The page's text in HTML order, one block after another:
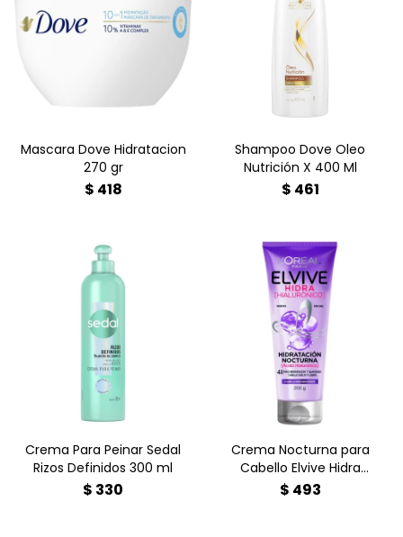
esencial con la Máscara
Dove Hidratación 270g. ¡10
Mascara Dove Hidratacion
270 gr
$ 418
Su fórmula única,
enriquecida con una
potente mezcla de óleos
nutritivos, penetra
profundamente en cada
hebra para nutrirla y
protegerla desde adentro.
Shampoo Dove Oleo
Nutrición X 400 Ml
$ 461
¡Dale vida a tus rulos!
Compra la Crema de
Peinar Sedal Rizos
Definidos 300 ml en
Farmacia Goes. Fórmula
original con elastina y
aceite de coco para
hidratación profunda y
control del frizz 24 horas.
¡Envío rápido!
Crema Para Peinar Sedal
Rizos Definidos 300 ml
$ 330
¿Pelo deshidratado?
Despierta con una melena
4x más hidratada con
Elvive Hidra Hialurónico
Crema Nocturna.
¡Cómprala hoy en
Farmacia Goes al mejor
precio!
Crema Nocturna para
Cabello Elvive Hidra
Hialurónico 200ml
$ 493